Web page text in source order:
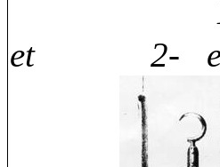
et
2-